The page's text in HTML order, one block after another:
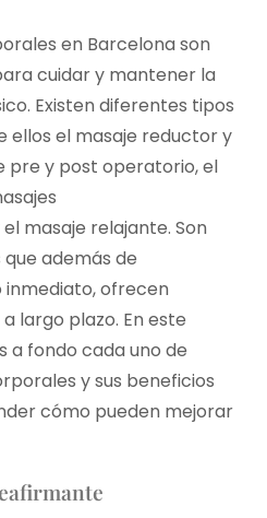
en Barcelona son
cuidar y mantener la
Existen diferentes tipos
el masaje reductor y
pre y post operatorio, el
masaje relajante. Son
además de
inmediato, ofrecen
largo plazo. En este
a fondo cada uno de
y sus beneficios
cómo pueden mejorar